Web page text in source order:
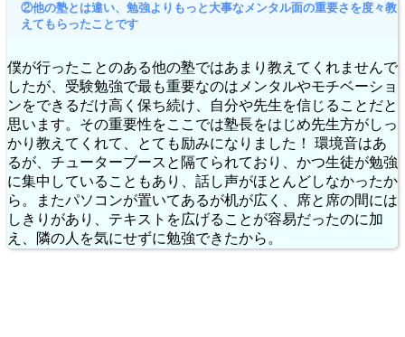
②他の塾とは違い、勉強よりもっと大事なメンタル面の重要さを度々教
えてもらったことです
僕が行ったことのある他の塾ではあまり教えてくれませんで
したが、受験勉強で最も重要なのはメンタルやモチベーショ
ンをできるだけ高く保ち続け、自分や先生を信じることだと
思います。その重要性をここでは塾長をはじめ先生方がしっ
かり教えてくれて、とても励みになりました！ 環境音はあ
るが、チューターブースと隔てられており、かつ生徒が勉強
に集中していることもあり、話し声がほとんどしなかったか
ら。またパソコンが置いてあるが机が広く、席と席の間には
しきりがあり、テキストを広げることが容易だったのに加
え、隣の人を気にせずに勉強できたから。